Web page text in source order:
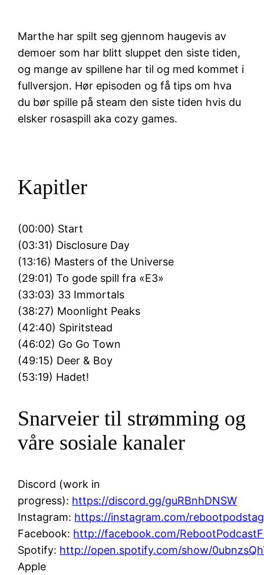
Marthe har spilt seg gjennom haugevis av
demoer som har blitt sluppet den siste tiden,
og mange av spillene har til og med kommet i
fullversjon. Hør episoden og få tips om hva
du bør spille på steam den siste tiden hvis du
elsker rosaspill aka cozy games.
Kapitler
(00:00) Start
(03:31) Disclosure Day
(13:16) Masters of the Universe
(29:01) To gode spill fra «E3»
(33:03) 33 Immortals
(38:27) Moonlight Peaks
(42:40) Spiritstead
(46:02) Go Go Town
(49:15) Deer & Boy
(53:19) Hadet!
Snarveier til strømming og
våre sosiale kanaler
Discord (work in
progress): https://discord.gg/guRBnhDNSW
Instagram: https://instagram.com/
Facebook: http://facebook.com/
Spotify: http://open.spotify.com/show/
Apple